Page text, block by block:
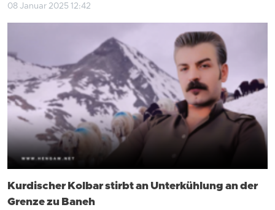
08 Januar 2025 12:42
Kurdischer Kolbar stirbt an Unterkühlung an der
Grenze zu Baneh